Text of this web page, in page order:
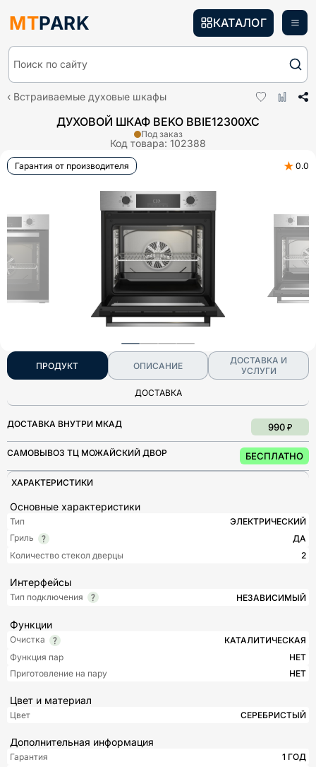
MTPARK
Поиск по сайту
КАТАЛОГ
Встраиваемые духовые шкафы
ДУХОВОЙ ШКАФ BEKO BBIE12300XC
Код товара: 102388
Под заказ
Гарантия от производителя ★ 0.0
ПРОДУКТ ОПИСАНИЕ
ДОСТАВКА И
УСЛУГИ
ДОСТАВКА
ДОСТАВКА ВНУТРИ МКАД 990 ₽
САМОВЫВОЗ ТЦ МОЖАЙСКИЙ ДВОР БЕСПЛАТНО
ХАРАКТЕРИСТИКИ
Основные характеристики
Тип
ЭЛЕКТРИЧЕСКИЙ
Гриль
ДА
Количество стекол дверцы
2
Интерфейсы
Тип подключения НЕЗАВИСИМЫЙ
Функции
Очистка
КАТАЛИТИЧЕСКАЯ
Функция пар
НЕТ
Приготовление на пару
НЕТ
Цвет и материал
Цвет СЕРЕБРИСТЫЙ
Дополнительная информация
Гарантия
1 ГОД